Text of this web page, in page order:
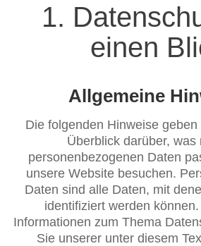
1.
einen
Allgemeine
Die folgenden Hinweise
Überblick darüber, was
personenbezogenen Daten
unsere Website besuchen.
Daten sind alle Daten, mit
identifiziert werden
Informationen zum Thema
Sie unserer unter diesem